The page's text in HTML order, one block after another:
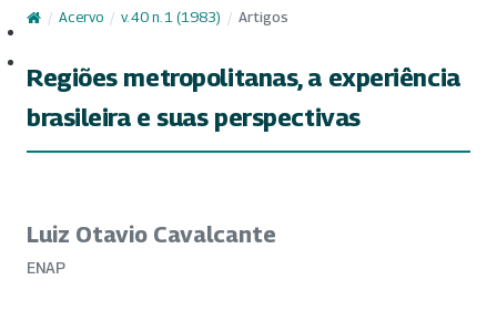
CONTEÚDO
/ Acervo / v. 40 n. 1 (1983) / Artigos
Regiões metropolitanas, a experiência
brasileira e suas perspectivas
Luiz Otavio Cavalcante
ENAP